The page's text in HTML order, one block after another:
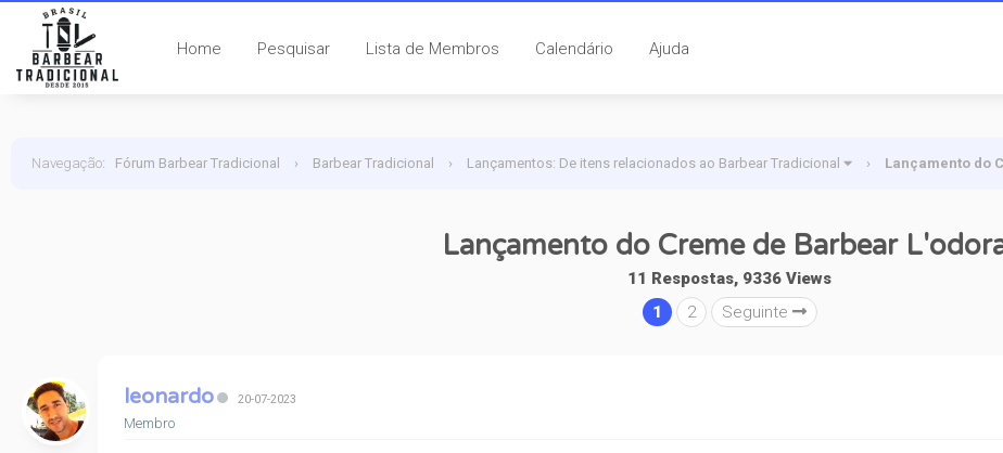
Home Pesquisar Lista de Membros Calendário Ajuda
Navegação: Fórum Barbear Tradicional › Barbear Tradicional › Lançamentos: De itens relacionados ao Barbear Tradicional › Lançamento do
Lançamento do Creme de Barbear
11 Respostas, 9336 Views
1
2 Seguinte
leonardo 20-07-2023
Membro